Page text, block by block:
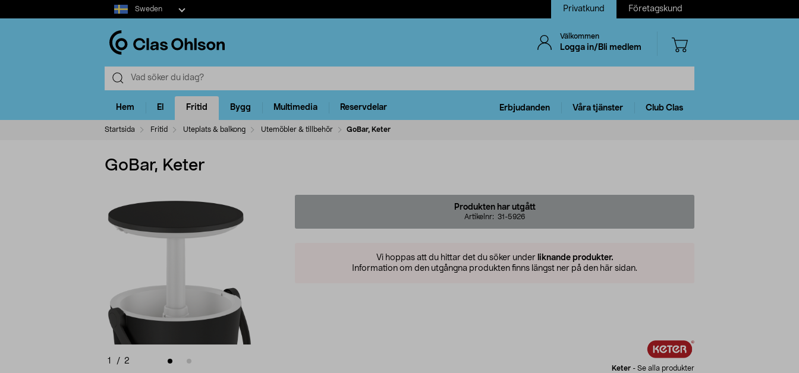
Select
market
Sweden Privatkund Företagskund
Välkommen
Logga in/Bli medlem
Hem El Fritid Bygg Multimedia Reservdelar Erbjudanden Våra tjänster Club Clas
Startsida Fritid Uteplats & balkong Utemöbler & tillbehör GoBar, Keter
GoBar, Keter
1 / 2
Produkten har utgått
Artikelnr: 31-5926
Vi hoppas att du hittar det du söker under liknande produkter.
Information om den utgångna produkten finns längst ner på den här sidan.
Keter - Se alla produkter